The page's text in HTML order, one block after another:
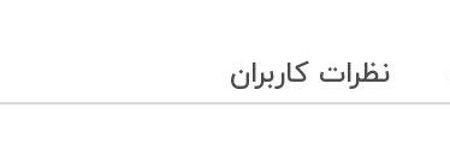
نظرات کاربران